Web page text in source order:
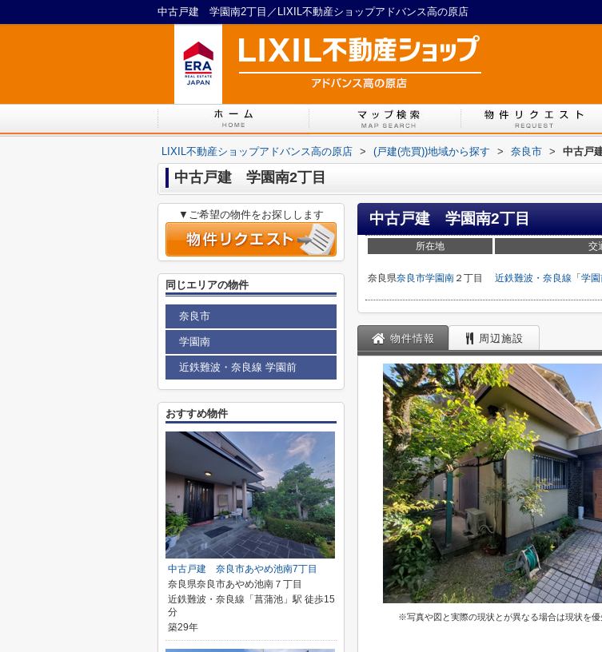
中古戸建 学園南2丁目／LIXIL不動産ショップアドバンス高の原店
LIXIL不動産ショップアドバンス高の原店 > (戸建(売買))地域から探す > 奈良市 > 中古戸
中古戸建 学園南2丁目
中古戸建 学園南2丁目
所在地 交
奈良県奈良市学園南 ２丁目 近鉄難波・奈良線 「 学
物件情報 周辺施設
※写真や図と実際の現状とが異なる場合は現状を
▼ご希望の物件をお探しします
同じエリアの物件
奈良市
学園南
近鉄難波・奈良線 学園前
おすすめ物件
中古戸建 奈良市あやめ池南7丁目
奈良県奈良市あやめ池南７丁目
近鉄難波・奈良線「菖蒲池」駅 徒歩15
分
築29年